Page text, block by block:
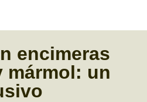
encimeras
mármol: un